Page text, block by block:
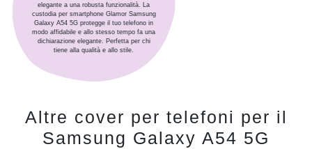
elegante a una robusta funzionalità. La
custodia per smartphone Glamor Samsung
Galaxy A54 5G protegge il tuo telefono in
modo affidabile e allo stesso tempo fa una
dichiarazione elegante. Perfetta per chi
tiene alla qualità e allo stile.
Altre cover per telefoni per il
Samsung Galaxy A54 5G